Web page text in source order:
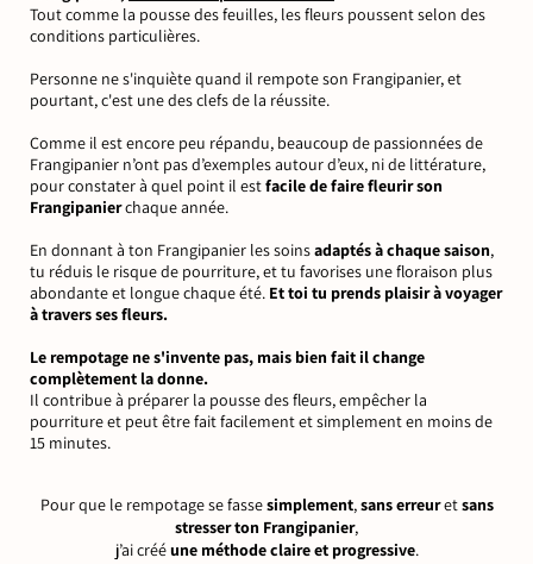
Tout comme la pousse des feuilles, les fleurs poussent selon des
conditions particulières.
Personne ne s'inquiète quand il rempote son Frangipanier, et
pourtant, c'est une des clefs de la réussite.
Comme il est encore peu répandu, beaucoup de passionnées de
Frangipanier n’ont pas d’exemples autour d’eux, ni de littérature,
pour constater à quel point il estfacile de faire fleurir son
Frangipanierchaque année.
En donnant à ton Frangipanier les soinsadaptésà chaque saison,
tu réduis le risque de pourriture, et tu favorises une floraison plus
abondante et longue chaque été. Et toi tu prends plaisir à voyager
à travers ses fleurs.
Le rempotage ne s'invente pas, mais bien fait il change
complètement la donne.
Il contribue à préparer la pousse des fleurs, empêcher la
pourriture et peut être fait facilement et simplement en moins de
15 minutes.
Pour que le rempotage se fassesimplement,sans erreuretsans
stresser ton Frangipanier,
j’ai crééune méthode claire et progressive.